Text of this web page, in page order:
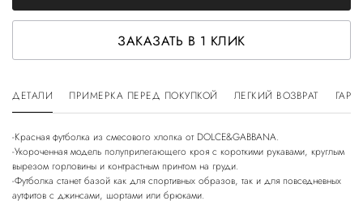
ЗАКАЗАТЬ В 1 КЛИК
ДЕТАЛИ ПРИМЕРКА ПЕРЕД ПОКУПКОЙ ЛЕГКИЙ ВОЗВРАТ
-Красная футболка из смесового хлопка от DOLCE&GABBANA.
-Укороченная модель полуприлегающего кроя с короткими рукавами, круглым
вырезом горловины и контрастным принтом на груди.
-Футболка станет базой как для спортивных образов, так и для повседневных